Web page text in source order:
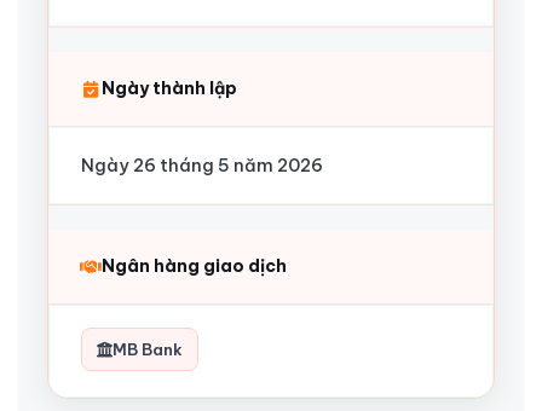
Ngày thành lập
Ngày 26 tháng 5 năm 2026
Ngân hàng giao dịch
MB Bank